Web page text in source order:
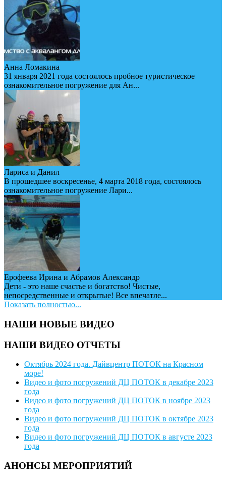
Анна Ломакина
31 января 2021 года состоялось пробное туристическое
ознакомительное погружение для Ан...
Лариса и Данил
В прошедшее воскресенье, 4 марта 2018 года, состоялось
ознакомительное погружение Лари...
Ерофеева Ирина и Абрамов Александр
Дети - это наше счастье и богатство! Чистые,
непосредственные и открытые! Все впечатле...
Показать полностью...
НАШИ НОВЫЕ ВИДЕО
НАШИ ВИДЕО ОТЧЕТЫ
Октябрь 2024 года. Дайвцентр ПОТОК на Красном
море!
Видео и фото погружений ДЦ ПОТОК в декабре 2023
года
Видео и фото погружений ДЦ ПОТОК в ноябре 2023
года
Видео и фото погружений ДЦ ПОТОК в октябре 2023
года
Видео и фото погружений ДЦ ПОТОК в августе 2023
года
АНОНСЫ МЕРОПРИЯТИЙ